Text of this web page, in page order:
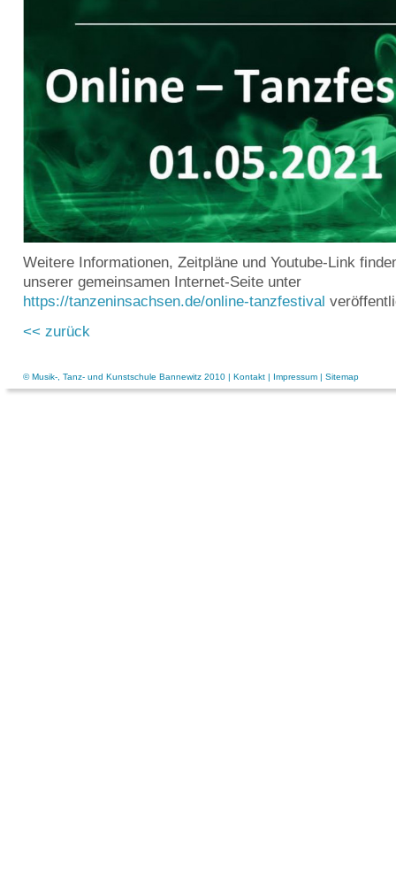
Weitere Informationen, Zeitpläne und Youtube-Link
unserer gemeinsamen Internet-Seite unter
https://tanzeninsachsen.de/online-tanzfestival
<< zurück
© Musik-, Tanz- und Kunstschule Bannewitz 2010 | Kontakt| Impressum| Sitemap